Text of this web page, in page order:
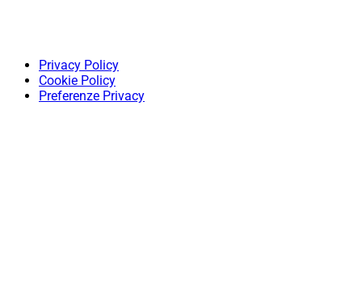
Privacy Policy
Cookie Policy
Preferenze Privacy